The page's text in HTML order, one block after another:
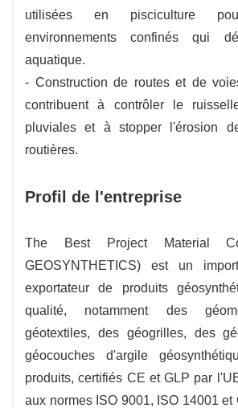
utilisées en pisciculture
environnements confinés qui
aquatique.
- Construction de routes et de
contribuent à contrôler le
pluviales et à stopper l'érosion
routières.
Profil de l'entreprise
The Best Project Material
GEOSYNTHETICS) est un
exportateur de produits
qualité, notamment des
géotextiles, des géogrilles, des
géocouches d'argile
produits, certifiés CE et GLP par
aux normes ISO 9001, ISO 14001